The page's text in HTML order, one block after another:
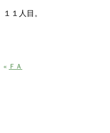
１１人目。
« ＦＡ